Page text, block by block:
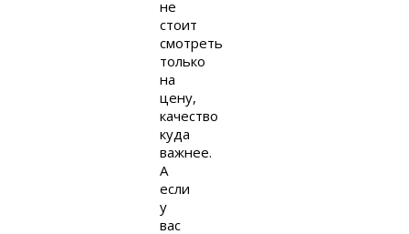
не
стоит
смотреть
только
на
цену,
качество
куда
важнее.
А
если
у
вас